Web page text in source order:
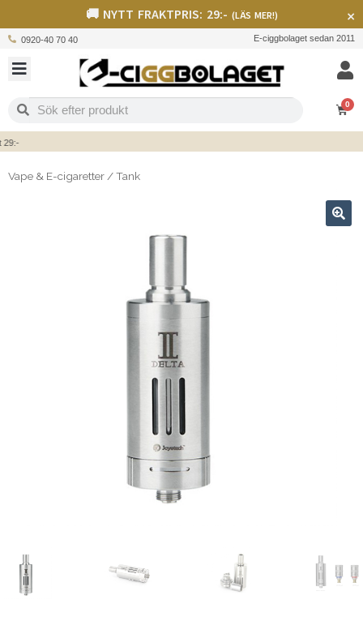
🚚 NYTT FRAKTPRIS: 29:- (LÄS MER!) ×
0920-40 70 40 E-ciggbolaget sedan 2011
0
Vape & E-cigaretter /Tank